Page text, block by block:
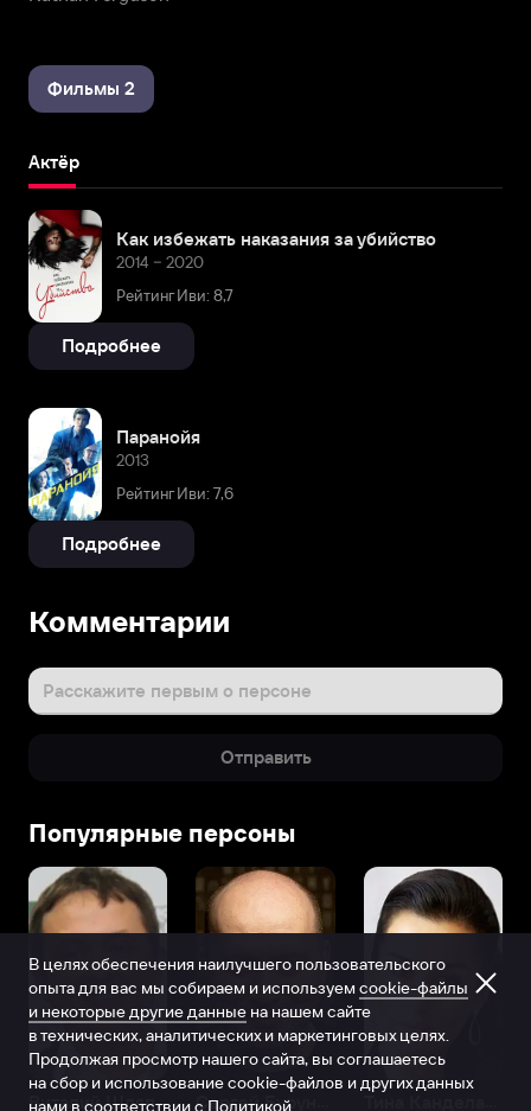
Фильмы 2
Актёр
Как избежать наказания за убийство
2014 – 2020
Рейтинг Иви: 8,7
Подробнее
Паранойя
2013
Рейтинг Иви: 7,6
Подробнее
Комментарии
Расскажите первым о персоне
Отправить
Популярные персоны
Виталий Шляппо
В целях обеспечения наилучшего пользовательского
опыта для вас мы собираем и используем cookie-файлы
и некоторые другие данные на нашем сайте
в технических, аналитических и маркетинговых целях.
Продолжая просмотр нашего сайта, вы соглашаетесь
на сбор и использование cookie-файлов и других данных
нами в соответствии с Политикой